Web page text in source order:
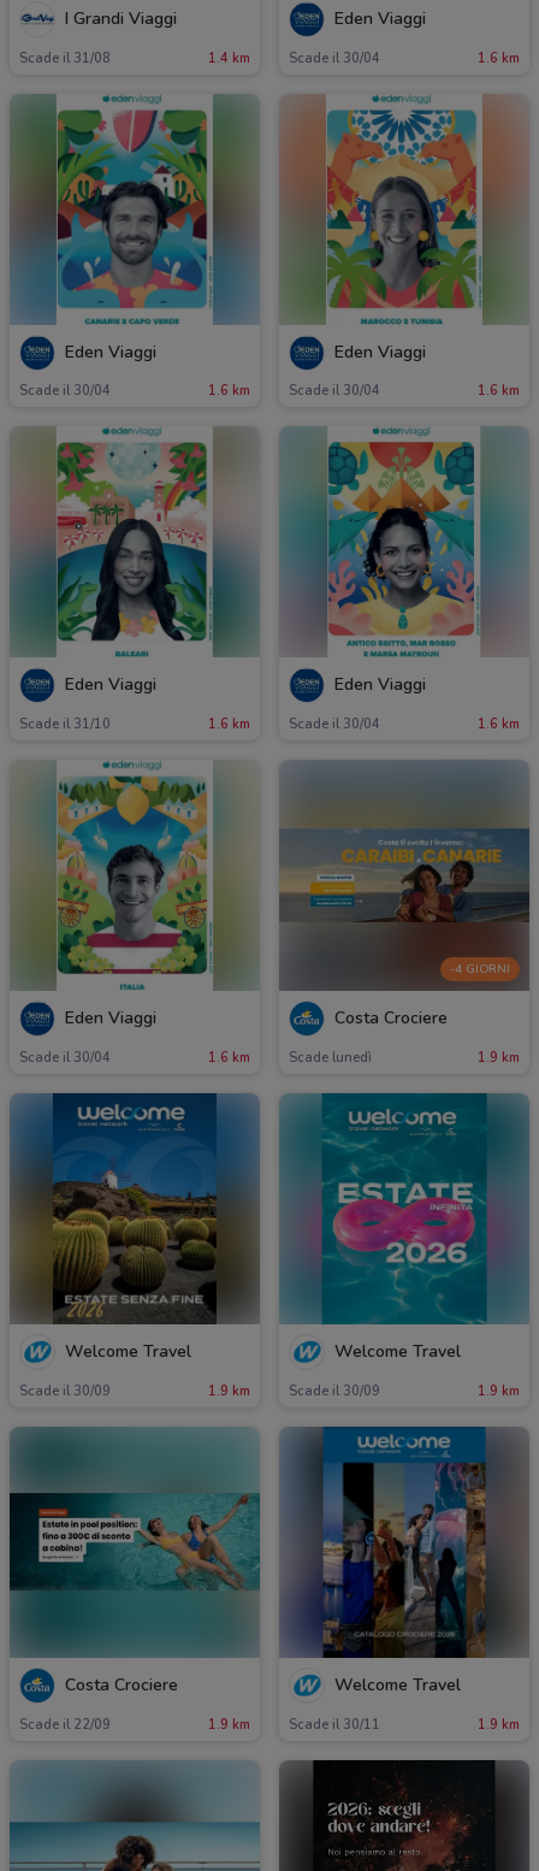
I Grandi Viaggi
Scade il 31/08 1.4 km
Eden Viaggi
Scade il 30/04 1.6 km
Eden Viaggi
Scade il 30/04 1.6 km
Eden Viaggi
Scade il 30/04 1.6 km
Eden Viaggi
Scade il 31/10 1.6 km
Eden Viaggi
Scade il 30/04 1.6 km
Eden Viaggi
Scade il 30/04 1.6 km
-4 GIORNI
Costa Crociere
Scade lunedì 1.9 km
Welcome Travel
Scade il 30/09 1.9 km
Welcome Travel
Scade il 30/09 1.9 km
Costa Crociere
Scade il 22/09 1.9 km
Welcome Travel
Scade il 30/11 1.9 km